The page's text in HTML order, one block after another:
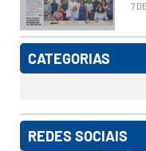
7
CATEGORIAS
REDES SOCIAIS